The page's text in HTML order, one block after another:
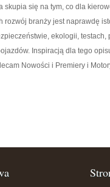
skupia się na tym, co dla
rozwój branży jest naprawdę
ekologii,
Inspiracją dla tego
Nowości i Premiery i